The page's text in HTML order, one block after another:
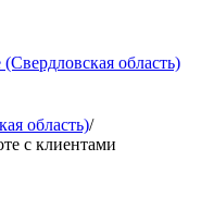
область)
область)/
с клиентами